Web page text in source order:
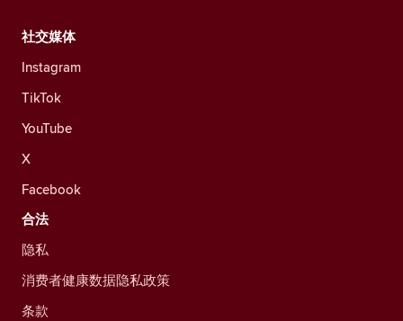
社交媒体
Instagram
TikTok
YouTube
X
Facebook
合法
隐私
消费者健康数据隐私政策
条款